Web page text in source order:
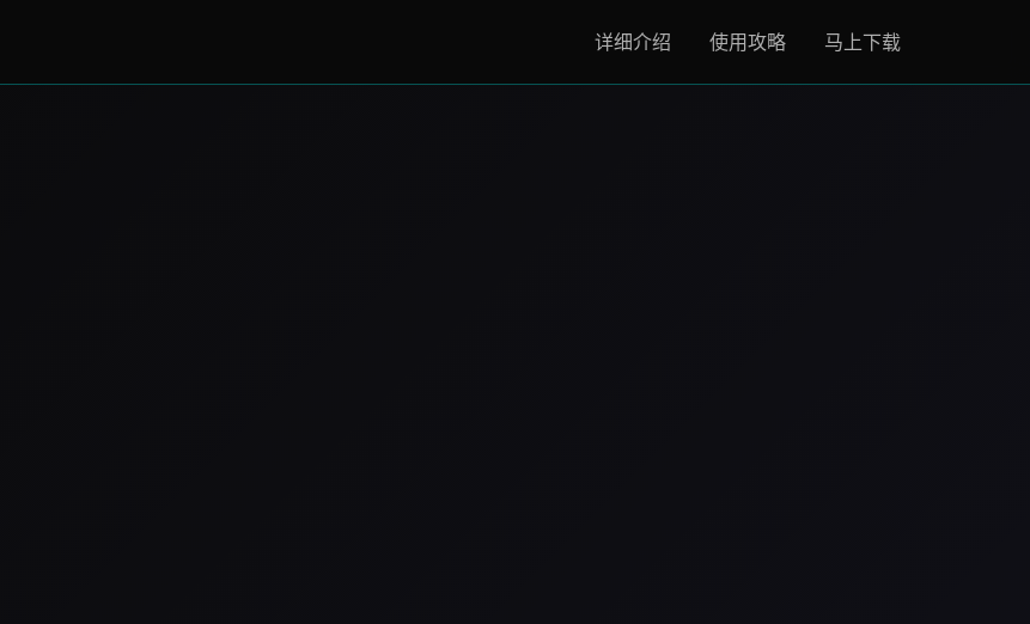
详细介绍 使用攻略 马上下载